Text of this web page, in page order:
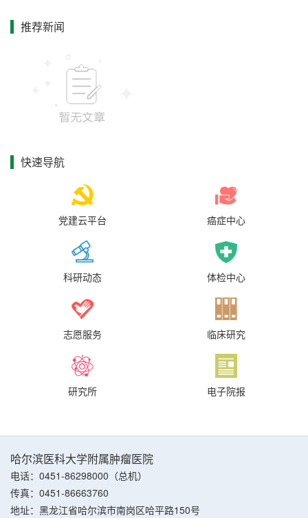
推荐新闻
快速导航
党建云平台 癌症中心
科研动态 体检中心
志愿服务 临床研究
研究所 电子院报
哈尔滨医科大学附属肿瘤医院
电话：0451-86298000（总机）
传真：0451-86663760
地址：黑龙江省哈尔滨市南岗区哈平路150号